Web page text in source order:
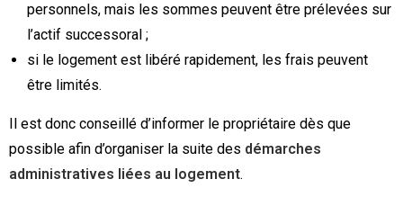
personnels, mais les sommes peuvent être prélevées sur
l’actif successoral ;
si le logement est libéré rapidement, les frais peuvent
être limités.
Il est donc conseillé d’informer le propriétaire dès que
possible afin d’organiser la suite des démarches
administratives liées au logement.